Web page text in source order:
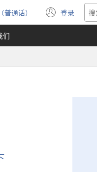
普通话） 登录
（打
开
窗
们